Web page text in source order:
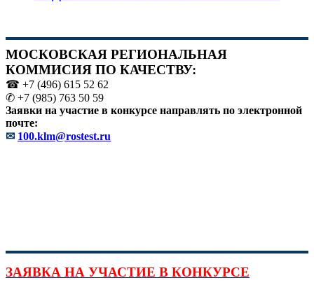
МОСКОВСКАЯ РЕГИОНАЛЬНАЯ
КОММИСИЯ ПО КАЧЕСТВУ:
☎ +7 (496) 615 52 62
✆ +7 (985) 763 50 59
Заявки на участие в конкурсе направлять по электронной
почте:
✉ 100.klm@rostest.ru
ЗАЯВКА НА УЧАСТИЕ В КОНКУРСЕ